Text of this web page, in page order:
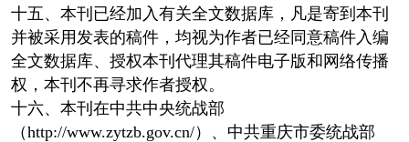
十五、本刊已经加入有关全文数据库，凡是寄到本刊
并被采用发表的稿件，均视为作者已经同意稿件入编
全文数据库、授权本刊代理其稿件电子版和网络传播
权，本刊不再寻求作者授权。
十六、本刊在中共中央统战部
（http://www.zytzb.gov.cn/）、中共重庆市委统战部